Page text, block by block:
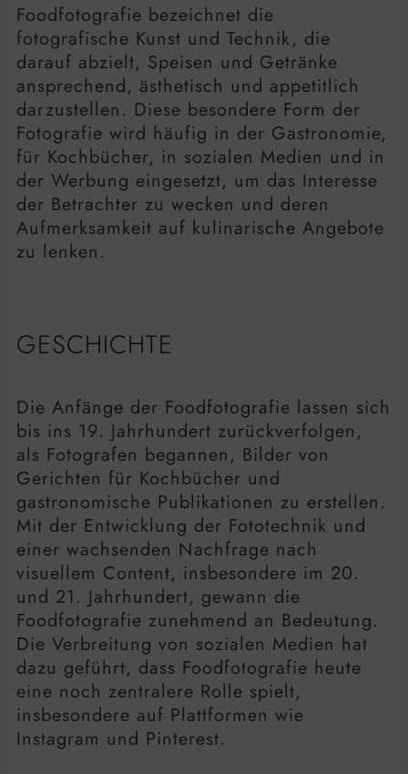
Foodfotografie bezeichnet die
fotografische Kunst und Technik, die
darauf abzielt, Speisen und Getränke
ansprechend, ästhetisch und appetitlich
darzustellen. Diese besondere Form der
Fotografie wird häufig in der Gastronomie,
für Kochbücher, in sozialen Medien und in
der Werbung eingesetzt, um das Interesse
der Betrachter zu wecken und deren
Aufmerksamkeit auf kulinarische Angebote
zu lenken.
GESCHICHTE
Die Anfänge der Foodfotografie lassen sich
bis ins 19. Jahrhundert zurückverfolgen,
als Fotografen begannen, Bilder von
Gerichten für Kochbücher und
gastronomische Publikationen zu erstellen.
Mit der Entwicklung der Fototechnik und
einer wachsenden Nachfrage nach
visuellem Content, insbesondere im 20.
und 21. Jahrhundert, gewann die
Foodfotografie zunehmend an Bedeutung.
Die Verbreitung von sozialen Medien hat
dazu geführt, dass Foodfotografie heute
eine noch zentralere Rolle spielt,
insbesondere auf Plattformen wie
Instagram und Pinterest.